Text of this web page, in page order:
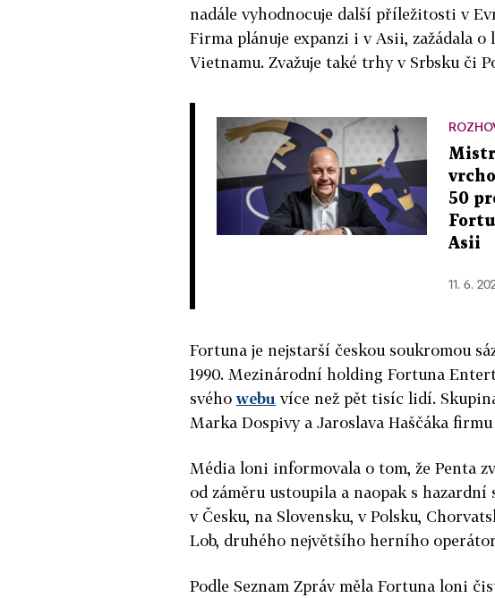
nadále vyhodnocuje další příležitosti v
Firma plánuje expanzi i v Asii, zažádala
Vietnamu. Zvažuje také trhy v Srbsku či
50
Asii
11. 6.
Fortuna je nejstarší českou soukromou
1990. Mezinárodní holding Fortuna
svéhowebu více než pět tisíc lidí.
Marka Dospivy a Jaroslava Haščáka
Média loni informovala o tom, že Penta
od záměru ustoupila a naopak s
v Česku, na Slovensku, v Polsku,
Lob, druhého největšího herního
Podle Seznam Zpráv měla Fortuna loni